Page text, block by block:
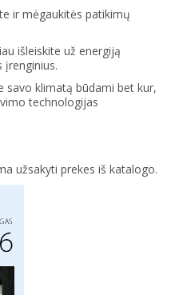
ir mėgaukitės patikimų
išleiskite už energiją
įrenginius.
savo klimatą būdami bet kur,
technologijas
užsakyti prekes iš katalogo.